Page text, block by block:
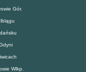
Gór.
Wlkp.